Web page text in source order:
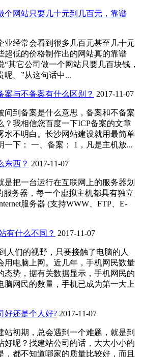
个网站只要几十元到几百元，靠谱
业经常会看到很多几百元甚至几十元
超低的价格制作出的网站真的靠谱
“其它公司做一个网站只要几百块钱，
呢。”从这句话中...
案与不备案有什么区别？ 2017-11-07
问到备案是什么意思，备案和不备案
？我相信您百度一下ICP备案的文章
水不明白。长沙网站建设就用最简单
一下： 一、备案： 1，凡是主机放...
东西？ 2017-11-07
是把一台运行在互联网上的服务器划
服务器，每一个虚拟主机都具有独立
服务器 (支持WWW、FTP、E-
有什么不同？ 2017-11-07
人们的视野，只要接触了电脑的人
用电脑上网。近几年，手机网民数量
态势，据有关数据显示，手机网民的
脑网民的数量，手机已成为第一大上
好还是个人好? 2017-11-07
站初期，总会遇到一个难题，就是到
好呢？找建站公司的话，大大小小的
，都不知道哪家的质量比较好，而且